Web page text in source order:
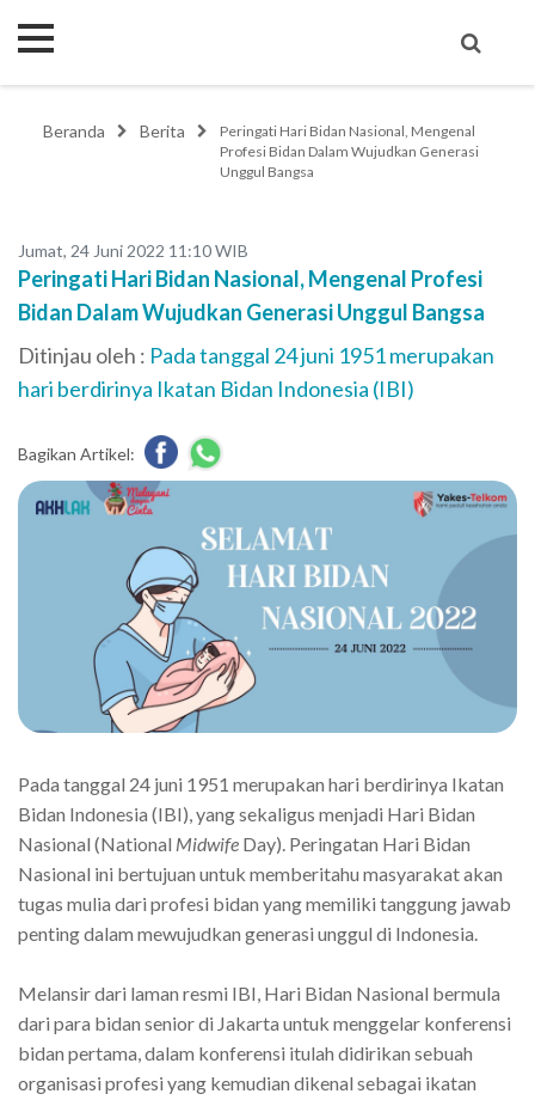
Beranda Berita
Peringati Hari Bidan Nasional, Mengenal
Profesi Bidan Dalam Wujudkan Generasi
Unggul Bangsa
Jumat, 24 Juni 2022 11:10 WIB
Peringati Hari Bidan Nasional, Mengenal Profesi
Bidan Dalam Wujudkan Generasi Unggul Bangsa
Ditinjau oleh : Pada tanggal 24 juni 1951 merupakan
hari berdirinya Ikatan Bidan Indonesia (IBI)
Bagikan Artikel:
Pada tanggal 24 juni 1951 merupakan hari berdirinya Ikatan
Bidan Indonesia (IBI), yang sekaligus menjadi Hari Bidan
Nasional (National Midwife Day). Peringatan Hari Bidan
Nasional ini bertujuan untuk memberitahu masyarakat akan
tugas mulia dari profesi bidan yang memiliki tanggung jawab
penting dalam mewujudkan generasi unggul di Indonesia.
Melansir dari laman resmi IBI, Hari Bidan Nasional bermula
dari para bidan senior di Jakarta untuk menggelar konferensi
bidan pertama, dalam konferensi itulah didirikan sebuah
organisasi profesi yang kemudian dikenal sebagai ikatan